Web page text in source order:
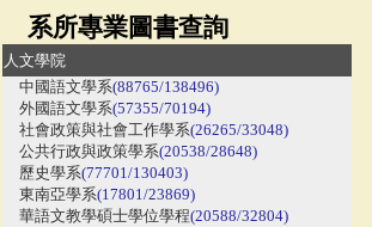
系所專業圖書查詢
人文學院
中國語文學系(88765/138496)
外國語文學系(57355/70194)
社會政策與社會工作學系(26265/33048)
公共行政與政策學系(20538/28648)
歷史學系(77701/130403)
東南亞學系(17801/23869)
華語文教學碩士學位學程(20588/32804)